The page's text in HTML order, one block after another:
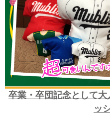
卒業・卒団記念として
ッ